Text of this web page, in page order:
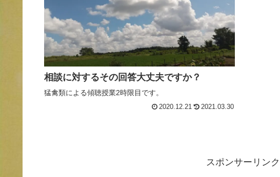
相談に対するその回答大丈夫ですか？
猛禽類による傾聴授業2時限目です。
2020.12.21 2021.03.30
スポンサーリンク